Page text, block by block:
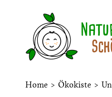
Home > Ökokiste >